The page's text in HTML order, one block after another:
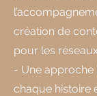
création de
pour les
- Une approche
chaque histoire